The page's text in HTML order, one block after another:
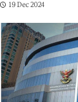
19 Dec 2024